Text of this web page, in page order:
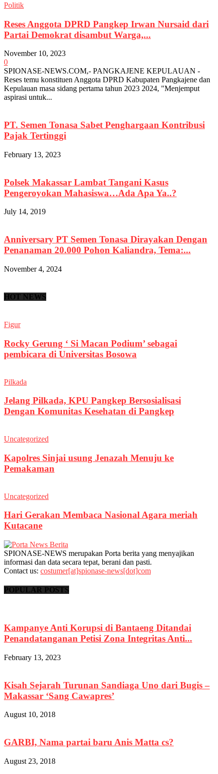
Politik
Reses Anggota DPRD Pangkep Irwan Nursaid dari
Partai Demokrat disambut Warga,...
November 10, 2023
0
SPIONASE-NEWS.COM,- PANGKAJENE KEPULAUAN -
Reses temu konstituen Anggota DPRD Kabupaten Pangkajene dan
Kepulauan masa sidang pertama tahun 2023 2024, "Menjemput
aspirasi untuk...
PT. Semen Tonasa Sabet Penghargaan Kontribusi
Pajak Tertinggi
February 13, 2023
Polsek Makassar Lambat Tangani Kasus
Pengeroyokan Mahasiswa…Ada Apa Ya..?
July 14, 2019
Anniversary PT Semen Tonasa Dirayakan Dengan
Penanaman 20.000 Pohon Kaliandra, Tema:...
November 4, 2024
HOT NEWS
Figur
Rocky Gerung ‘ Si Macan Podium’ sebagai
pembicara di Universitas Bosowa
Pilkada
Jelang Pilkada, KPU Pangkep Bersosialisasi
Dengan Komunitas Kesehatan di Pangkep
Uncategorized
Kapolres Sinjai usung Jenazah Menuju ke
Pemakaman
Uncategorized
Hari Gerakan Membaca Nasional Agara meriah
Kutacane
SPIONASE-NEWS merupakan Porta berita yang menyajikan
informasi dan data secara tepat, berani dan pasti.
Contact us: costumer[at]spionase-news[dot]com
POPULAR POSTS
Kampanye Anti Korupsi di Bantaeng Ditandai
Penandatanganan Petisi Zona Integritas Anti...
February 13, 2023
Kisah Sejarah Turunan Sandiaga Uno dari Bugis –
Makassar ‘Sang Cawapres’
August 10, 2018
GARBI, Nama partai baru Anis Matta cs?
August 23, 2018